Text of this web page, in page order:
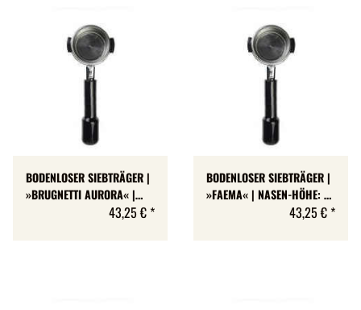
BODENLOSER SIEBTRÄGER |
»BRUGNETTI AURORA« |
NASEN-HÖHE: 7 MM43,25 € *
BODENLOSER SIEBTRÄGER |
»FAEMA« | NASEN-HÖHE: 7
43,25 € *